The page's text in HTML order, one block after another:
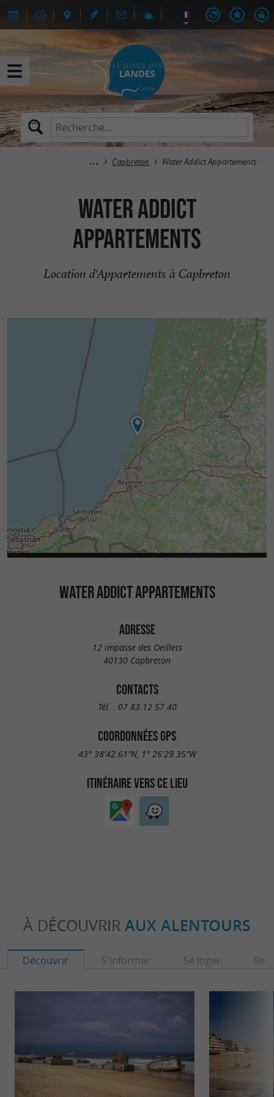
Capbreton Water Addict Appartements
Water Addict
Appartements
Location d'Appartements à Capbreton
WATER ADDICT APPARTEMENTS
ADRESSE
12 impasse des Oeillets
40130 Capbreton
CONTACTS
Tél. : 07 83 12 57 40
COORDONNÉES GPS
43° 38'42.61"N, 1° 26'29.35"W
ITINÉRAIRE VERS CE LIEU
À DÉCOUVRIR AUX ALENTOURS
Découvrir S'informer Se loger Se